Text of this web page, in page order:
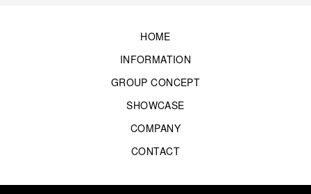
HOME
INFORMATION
GROUP CONCEPT
SHOWCASE
COMPANY
CONTACT